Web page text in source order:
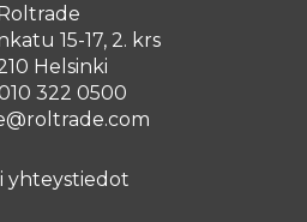
15-17, 2. krs
Helsinki
322 0500
yhteystiedot